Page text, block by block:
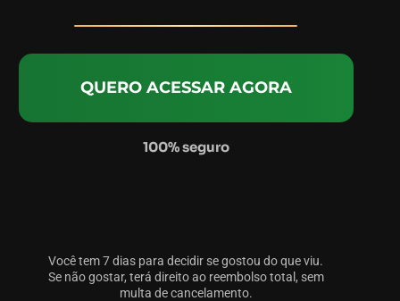
QUERO ACESSAR AGORA
100% seguro
Você tem 7 dias para decidir se gostou do que viu.
Se não gostar, terá direito ao reembolso total, sem
multa de cancelamento.